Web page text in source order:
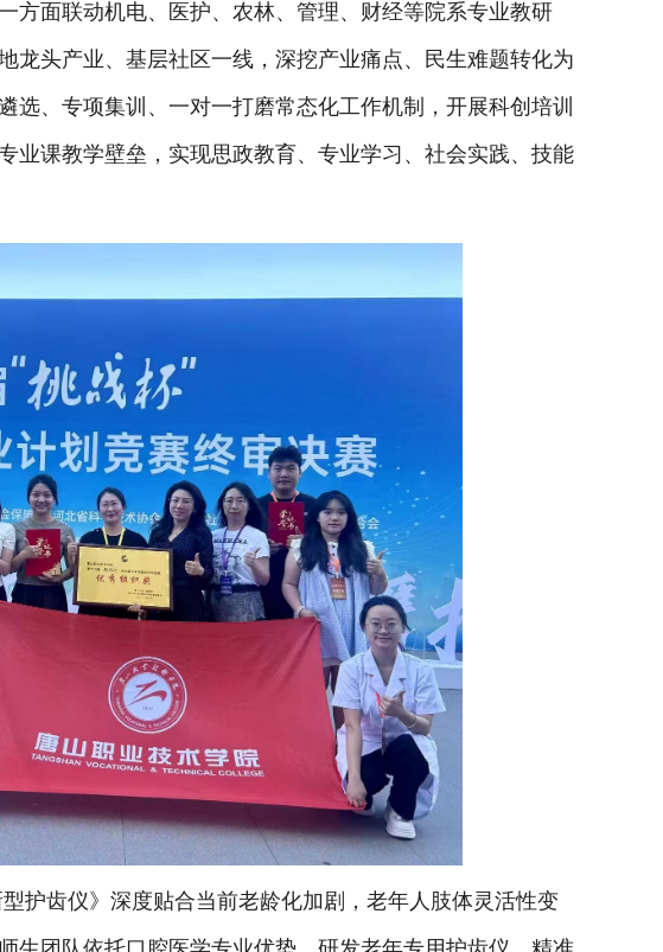
方面联动机电、医护、农林、管理、财经等院系专业教研
龙头产业、基层社区一线，深挖产业痛点、民生难题转化为
选、专项集训、一对一打磨常态化工作机制，开展科创培训
业课教学壁垒，实现思政教育、专业学习、社会实践、技能
护齿仪》深度贴合当前老龄化加剧，老年人肢体灵活性变